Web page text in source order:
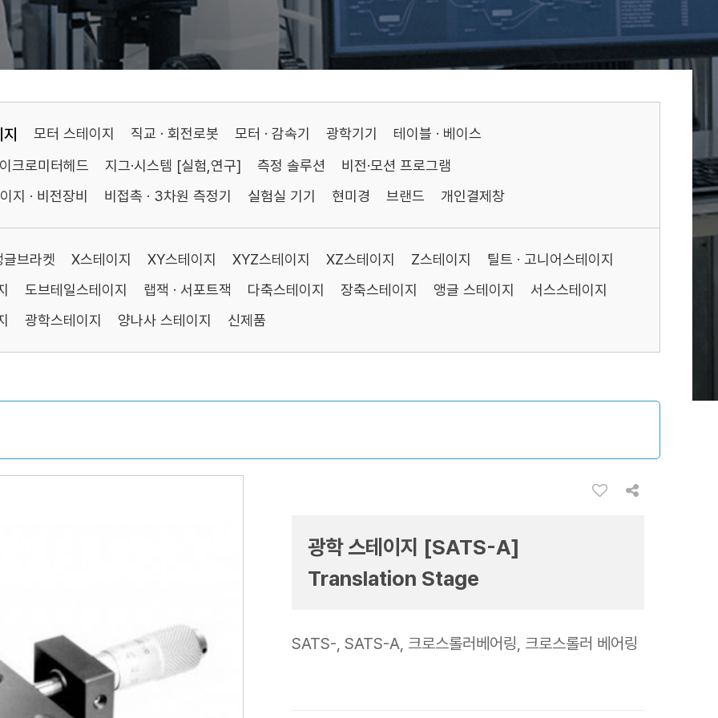
모터 스테이지 직교 · 회전로봇 모터 · 감속기 광학기기
테이블 · 베이스
크로미터헤드
지그·시스템 [실험,연구] 측정 솔루션
비전·모션 프로그램
지 · 비전장비
비접촉 · 3차원 측정기 실험실 기기 현미경 브랜드 개인결제창
브라켓 X스테이지 XY스테이지 XYZ스테이지 XZ스테이지 Z스테이지
틸트 · 고니어스테이지
도브테일스테이지 랩잭 · 서포트잭 다축스테이지 장축스테이지 앵글 스테이지
서스스테이지
광학스테이지 양나사 스테이지 신제품
광학 스테이지 [SATS-A]
Translation Stage
SATS-, SATS-A, 크로스롤러베어링, 크로스롤러 베어링